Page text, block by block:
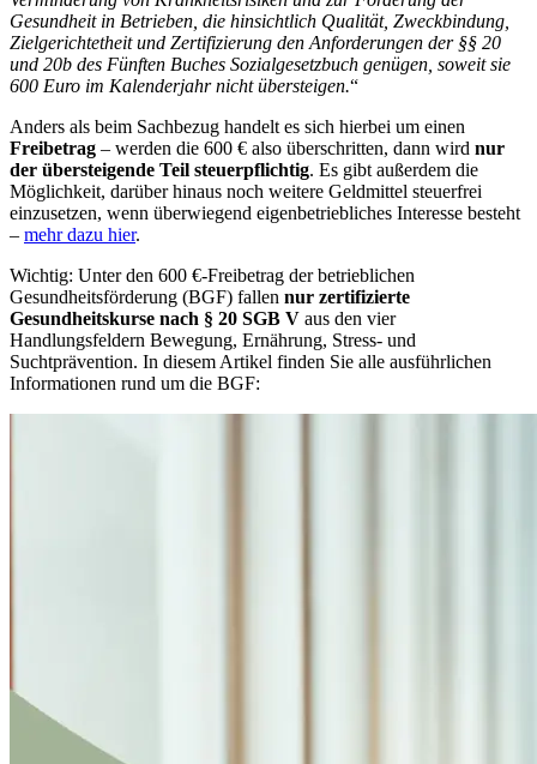
Gesundheit in Betrieben, die hinsichtlich Qualität, Zweckbindung,
Zielgerichtetheit und Zertifizierung den Anforderungen der §§ 20
und 20b des Fünften Buches Sozialgesetzbuch genügen, soweit sie
600 Euro im Kalenderjahr nicht übersteigen.“
Anders als beim Sachbezug handelt es sich hierbei um einen
Freibetrag – werden die 600 € also überschritten, dann wird nur
der übersteigende Teil steuerpflichtig. Es gibt außerdem die
Möglichkeit, darüber hinaus noch weitere Geldmittel steuerfrei
einzusetzen, wenn überwiegend eigenbetriebliches Interesse besteht
– mehr dazu hier.
Wichtig: Unter den 600 €-Freibetrag der betrieblichen
Gesundheitsförderung (BGF) fallen nur zertifizierte
Gesundheitskurse nach § 20 SGB V aus den vier
Handlungsfeldern Bewegung, Ernährung, Stress- und
Suchtprävention. In diesem Artikel finden Sie alle ausführlichen
Informationen rund um die BGF: